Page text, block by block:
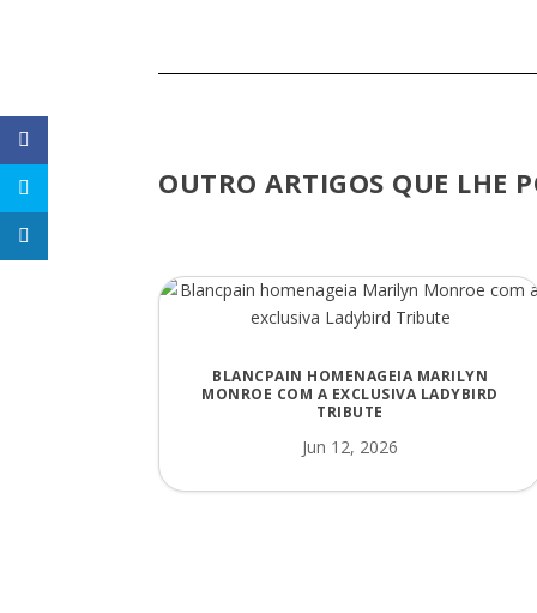
OUTRO ARTIGOS QUE LHE
BLANCPAIN HOMENAGEIA MARILYN
MONROE COM A EXCLUSIVA LADYBIRD
TRIBUTE
Jun 12, 2026